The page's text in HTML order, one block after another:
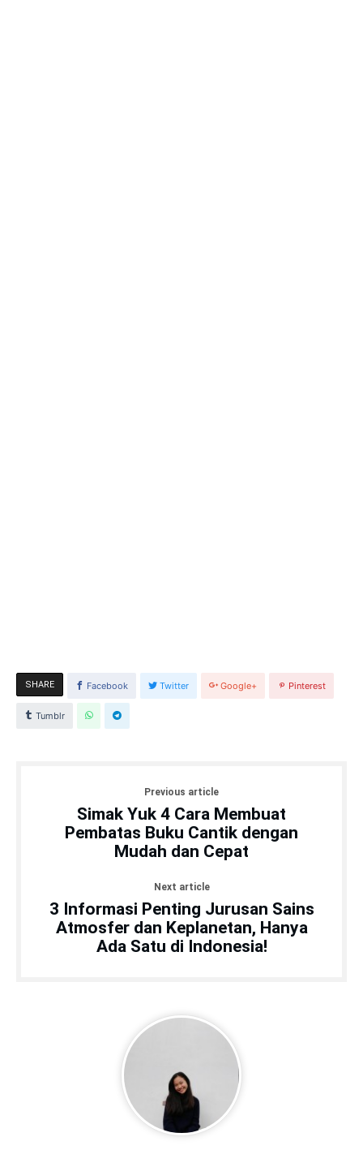
SHARE Facebook Twitter Google+ Pinterest
Tumblr
Previous article
Simak Yuk 4 Cara Membuat
Pembatas Buku Cantik dengan
Mudah dan Cepat
Next article
3 Informasi Penting Jurusan Sains
Atmosfer dan Keplanetan, Hanya
Ada Satu di Indonesia!